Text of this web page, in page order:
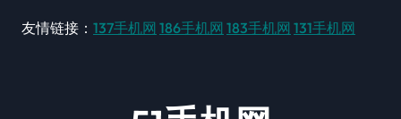
友情链接： 137手机网 186手机网 183手机网 131手机网